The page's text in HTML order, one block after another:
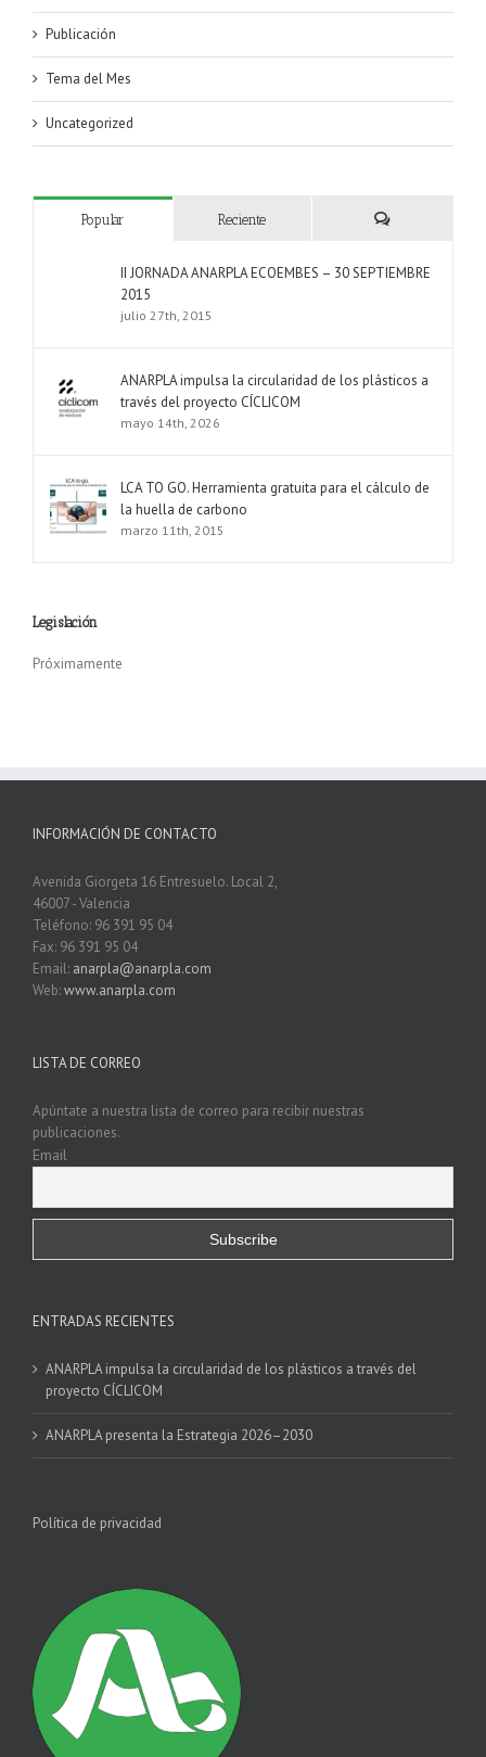
Publicación
Tema del Mes
Uncategorized
Popular Reciente
II JORNADA ANARPLA ECOEMBES – 30 SEPTIEMBRE
2015
julio 27th, 2015
ANARPLA impulsa la circularidad de los plásticos a
través del proyecto CÍCLICOM
mayo 14th, 2026
LCA TO GO. Herramienta gratuita para el cálculo de
la huella de carbono
marzo 11th, 2015
Legislación
Próximamente
INFORMACIÓN DE CONTACTO
Avenida Giorgeta 16 Entresuelo. Local 2,
46007 - Valencia
Teléfono: 96 391 95 04
Fax: 96 391 95 04
Email: anarpla@anarpla.com
Web:www.anarpla.com
LISTA DE CORREO
Apúntate a nuestra lista de correo para recibir nuestras
publicaciones.
Email
ENTRADAS RECIENTES
ANARPLA impulsa la circularidad de los plásticos a través del
proyecto CÍCLICOM
ANARPLA presenta la Estrategia 2026–2030
Política de privacidad